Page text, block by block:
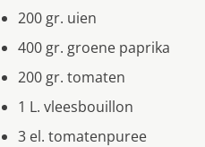
200 gr. uien
400 gr. groene paprika
200 gr. tomaten
1 L. vleesbouillon
3 el. tomatenpuree